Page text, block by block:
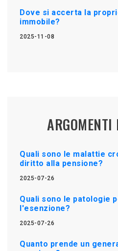
Dove si accerta la
immobile?
2025-11-08
ARGOMENTI
Quali sono le malattie
diritto alla pensione?
2025-07-26
Quali sono le patologie
l'esenzione?
2025-07-26
Quanto prende un